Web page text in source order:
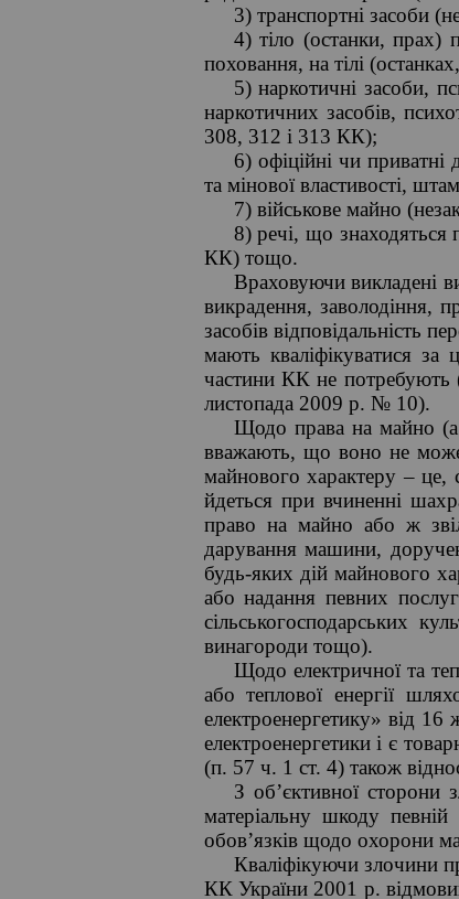
3) транспортні засоби
4) тіло (останки, прах)
поховання, на тілі
5) наркотичні засоби,
наркотичних засобів,
308, 312 і 313 КК);
6) офіційні чи
та мінової властивості,
7) військове майно
8) речі, що знаходяться
КК) тощо.
Враховуючи викладені
викрадення, заволодіння,
засобів відповідальність
мають кваліфікуватися за
частини КК не
листопада 2009 р. № 10).
Щодо права на майно (а
вважають, що воно не може
майнового характеру – це,
йдеться при вчиненні
право на майно або ж
дарування машини,
будь-яких дій майнового
або надання певних
сільськогосподарських
винагороди тощо).
Щодо електричної та
або теплової енергії
електроенергетику» від
електроенергетики і є
(п. 57 ч. 1 ст. 4) також
З об’єктивної сторони
матеріальну шкоду
обов’язків щодо охорони
Кваліфікуючи злочини
КК України 2001 р.